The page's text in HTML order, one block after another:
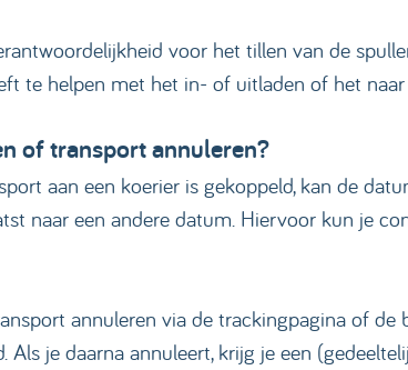
voor het tillen van de
te helpen met het in- of uitladen of het
of transport annuleren?
aan een koerier is gekoppeld, kan de
naar een andere datum. Hiervoor kun je
annuleren via de trackingpagina of de
je daarna annuleert, krijg je een